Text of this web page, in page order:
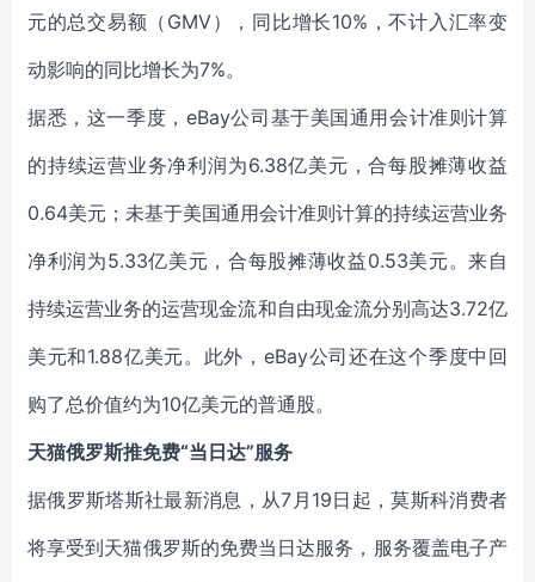
元的总交易额（GMV），同比增长10%，不计入汇率变
动影响的同比增长为7%。
据悉，这一季度，eBay公司基于美国通用会计准则计算
的持续运营业务净利润为6.38亿美元，合每股摊薄收益
0.64美元；未基于美国通用会计准则计算的持续运营业务
净利润为5.33亿美元，合每股摊薄收益0.53美元。来自
持续运营业务的运营现金流和自由现金流分别高达3.72亿
美元和1.88亿美元。此外，eBay公司还在这个季度中回
购了总价值约为10亿美元的普通股。
天猫俄罗斯推免费“当日达”服务
据俄罗斯塔斯社最新消息，从7月19日起，莫斯科消费者
将享受到天猫俄罗斯的免费当日达服务，服务覆盖电子产